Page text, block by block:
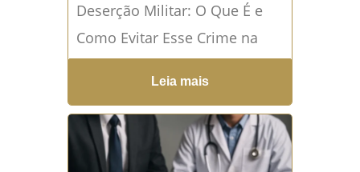
Deserção Militar: O Que É e
Como Evitar Esse Crime na
Carreira Militar O que é
deserção militar de acordo
com a...Leia mais →
Leia mais